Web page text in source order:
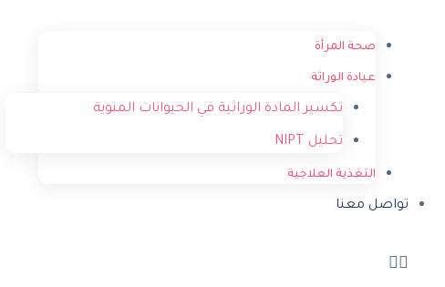
صحة المرأة
عيادة الوراثة
تكسير المادة الوراثية في الحيوانات المنوية
تحليل NIPT
التغذية العلاجية
تواصل معنا